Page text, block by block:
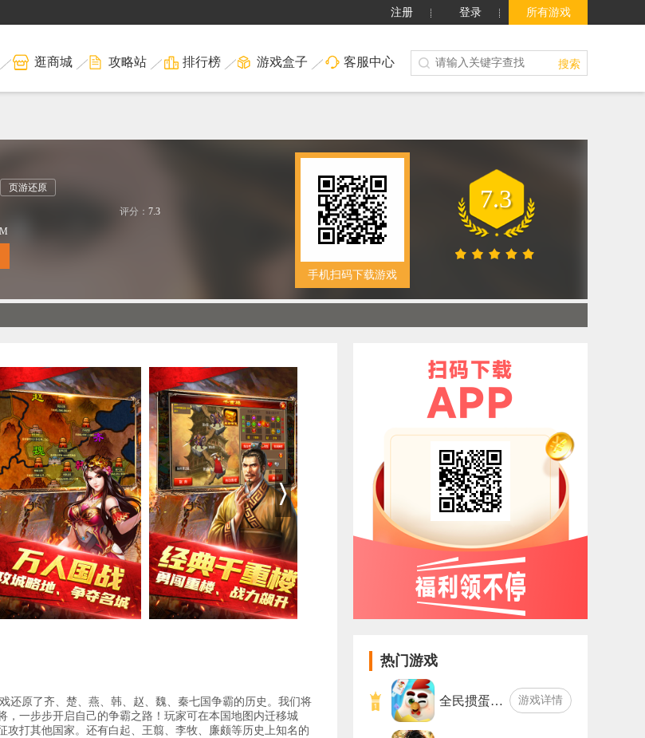
注册 登录 所有游戏
逛商城 攻略站 排行榜 游戏盒子 客服中心 搜索
页游还原
评分： 7.3
手机扫码下载游戏
7.3
还原了齐、楚、燕、韩、赵、魏、秦七国争霸的历史。我们将
一步步开启自己的争霸之路！玩家可在本国地图内迁移城
打其他国家。还有白起、王翦、李牧、廉颇等历史上知名的
热门游戏
全民掼蛋… 游戏详情